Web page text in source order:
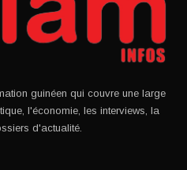
guinéen qui couvre une large
l'économie, les interviews, la
d'actualité.